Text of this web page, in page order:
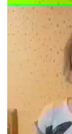
Video-
Player